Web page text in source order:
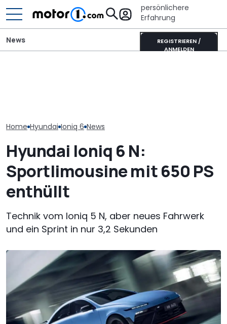
persönlichere
Erfahrung
REGISTRIEREN /
ANMELDEN
News
Home Hyundai Ioniq 6 News
Hyundai Ioniq 6 N:
Sportlimousine mit 650 PS
enthüllt
Technik vom Ioniq 5 N, aber neues Fahrwerk
und ein Sprint in nur 3,2 Sekunden